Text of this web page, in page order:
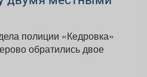
полиции «Кедровка»
обратились двое